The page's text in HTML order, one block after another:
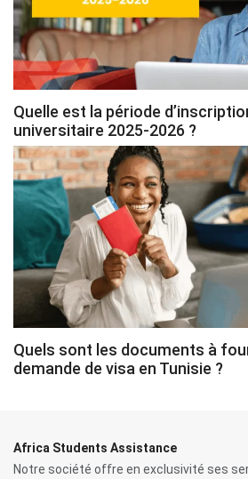
Quelle est la période
universitaire 2025-2026 ?
Quels sont les documents à
demande de visa en Tunisie ?
Africa Students Assistance
Notre société offre en exclusivité ses